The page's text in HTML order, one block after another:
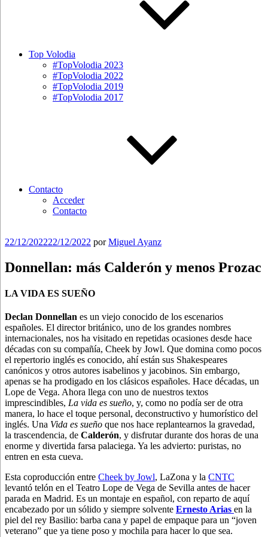
Top Volodia
#TopVolodia 2023
#TopVolodia 2022
#TopVolodia 2019
#TopVolodia 2017
Contacto
Acceder
Contacto
Publicado
22/12/202222/12/2022 porMiguel Ayanz
Donnellan: más Calderón y menos Prozac
LA VIDA ES SUEÑO
Declan Donnellan es un viejo conocido de los escenarios
españoles. El director británico, uno de los grandes nombres
internacionales, nos ha visitado en repetidas ocasiones desde hace
décadas con su compañía, Cheek by Jowl. Que domina como pocos
el repertorio inglés es conocido, ahí están sus Shakespeares
canónicos y otros autores isabelinos y jacobinos. Sin embargo,
apenas se ha prodigado en los clásicos españoles. Hace décadas, un
Lope de Vega. Ahora llega con uno de nuestros textos
imprescindibles, La vida es sueño, y, como no podía ser de otra
manera, lo hace el toque personal, deconstructivo y humorístico del
inglés. Una Vida es sueño que nos hace replantearnos la gravedad,
la trascendencia, de Calderón, y disfrutar durante dos horas de una
enorme y divertida farsa palaciega. Ya les advierto: puristas, no
entren en esta cueva.
Esta coproducción entre Cheek by Jowl, LaZona y la CNTC
levantó telón en el Teatro Lope de Vega de Sevilla antes de hacer
parada en Madrid. Es un montaje en español, con reparto de aquí
encabezado por un sólido y siempre solvente Ernesto Arias en la
piel del rey Basilio: barba cana y papel de empaque para un “joven
veterano” que ya tiene poso y mochila para hacer lo que sea.